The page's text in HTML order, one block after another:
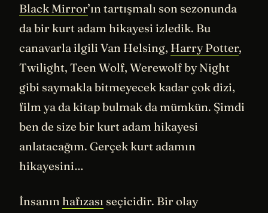
Black Mirror’ın tartışmalı son sezonunda
da bir kurt adam hikayesi izledik. Bu
canavarla ilgili Van Helsing, Harry Potter,
Twilight, Teen Wolf, Werewolf by Night
gibi saymakla bitmeyecek kadar çok dizi,
film ya da kitap bulmak da mümkün. Şimdi
ben de size bir kurt adam hikayesi
anlatacağım. Gerçek kurt adamın
hikayesini…
İnsanın hafızası seçicidir. Bir olay